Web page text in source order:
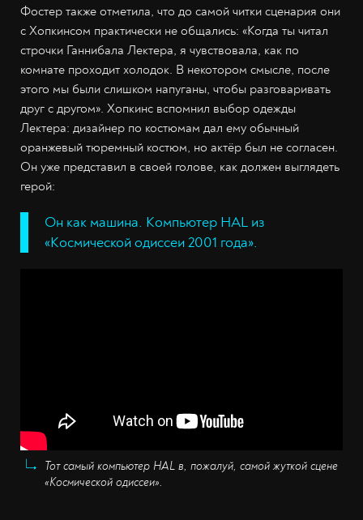
Фостер также отметила, что до самой читки сценария они
с Хопкинсом практически не общались: «Когда ты читал
строчки Ганнибала Лектера, я чувствовала, как по
комнате проходит холодок. В некотором смысле, после
этого мы были слишком напуганы, чтобы разговаривать
друг с другом». Хопкинс вспомнил выбор одежды
Лектера: дизайнер по костюмам дал ему обычный
оранжевый тюремный костюм, но актёр был не согласен.
Он уже представил в своей голове, как должен выглядеть
герой:
Он как машина. Компьютер HAL из
«Космической одиссеи 2001 года».
Тот самый компьютер HAL в, пожалуй, самой жуткой сцене
«Космической одиссеи».